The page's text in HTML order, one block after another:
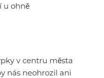
u ohně
v centru města
nás neohrozil ani